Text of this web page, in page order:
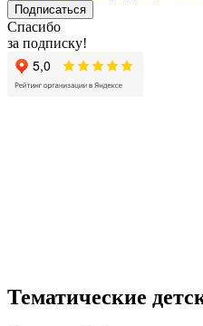
Подписаться
Спасибо
за подписку!
Тематические